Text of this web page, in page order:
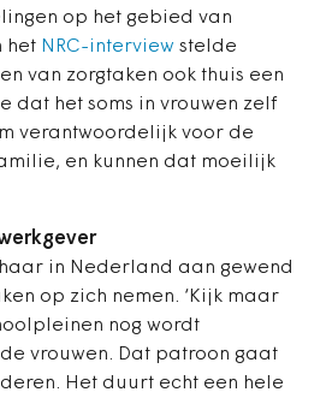
op het gebied van
het NRC-interview stelde
van zorgtaken ook thuis een
dat het soms in vrouwen zelf
verantwoordelijk voor de
en kunnen dat moeilijk
in Nederland aan gewend
op zich nemen. ‘Kijk maar
nog wordt
vrouwen. Dat patroon gaat
Het duurt echt een hele